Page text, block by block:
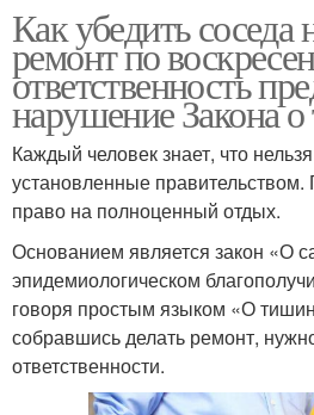
Как убедить соседа
ремонт по
ответственность
нарушение Закона
Каждый человек знает, что
установленные
право на полноценный отдых.
Основанием является закон «О
эпидемиологическом
говоря простым языком «О
собравшись делать ремонт,
ответственности.